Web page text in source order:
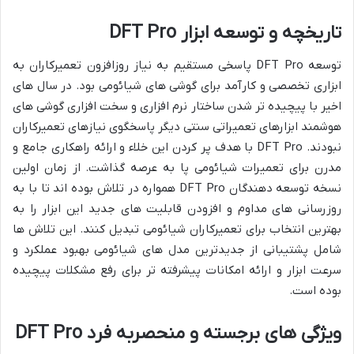
تاریخچه و توسعه ابزار DFT Pro
توسعه DFT Pro پاسخی مستقیم به نیاز روزافزون تعمیرکاران به
ابزاری تخصصی و کارآمد برای گوشی های شیائومی بود. در سال های
اخیر با پیچیده تر شدن ساختار نرم افزاری و سخت افزاری گوشی های
هوشمند ابزارهای تعمیراتی سنتی دیگر پاسخگوی نیازهای تعمیرکاران
نبودند. DFT Pro با هدف پر کردن این خلاء و ارائه راهکاری جامع و
مدرن برای تعمیرات شیائومی پا به عرصه گذاشت. از زمان اولین
نسخه توسعه دهندگان DFT Pro همواره در تلاش بوده اند تا با به
روزرسانی های مداوم و افزودن قابلیت های جدید این ابزار را به
بهترین انتخاب برای تعمیرکاران شیائومی تبدیل کنند. این تلاش ها
شامل پشتیبانی از جدیدترین مدل های شیائومی بهبود عملکرد و
سرعت ابزار و ارائه امکانات پیشرفته تر برای رفع مشکلات پیچیده
بوده است.
ویژگی های برجسته و منحصربه فرد DFT Pro